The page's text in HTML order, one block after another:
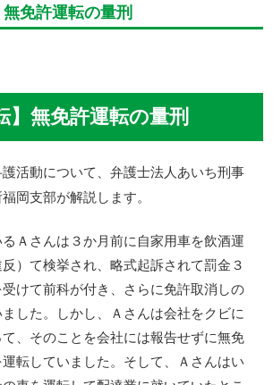
無免許運転の量刑
】無免許運転の量刑
活動について、弁護士法人あいち刑事
岡支部が解説します。
Ａさんは３か月前に自家用車を飲酒運
）て検挙され、略式起訴されて罰金３
けて前科が付き、さらに免許取消しの
した。しかし、Ａさんは会社をクビに
、そのことを会社には報告せずに無免
転していました。そして、Ａさんはい